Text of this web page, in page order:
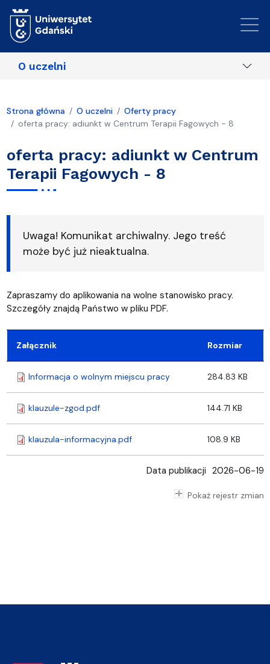
O uczelni
Strona główna O uczelni
Oferty pracy
oferta pracy: adiunkt w Centrum Terapii Fagowych - 8
oferta pracy: adiunkt w Centrum
Terapii Fagowych - 8
Uwaga! Komunikat archiwalny. Jego treść
może być już nieaktualna.
Zapraszamy do aplikowania na wolne stanowisko pracy.
Szczegóły znajdą Państwo w pliku PDF.
Załącznik Rozmiar
Informacja o wolnym miejscu pracy 284.83 KB
klauzule-zgod.pdf 144.71 KB
klauzula-informacyjna.pdf 108.9 KB
Data publikacji 2026-06-19
Pokaż rejestr zmian